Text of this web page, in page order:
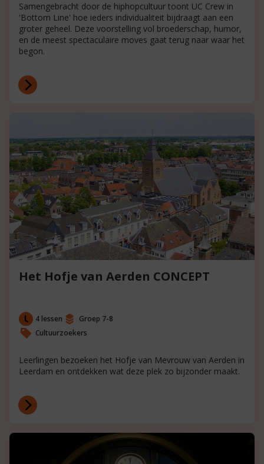
Samengebracht door de hiphopcultuur toont UC Crew in
'Bottom Line' hoe ieders individualiteit bijdraagt aan een
groter geheel. Deze voorstelling vol broederschap, humor,
en de meest spectaculaire moves gaat terug naar waar het
begon.
Het Hofje van Aerden CONCEPT
4 lessen
Groep 7-8
Cultuurzoekers
Leerlingen bezoeken het Hofje van Mevrouw van Aerden in
Leerdam en ontdekken wat deze plek zo bijzonder maakt.